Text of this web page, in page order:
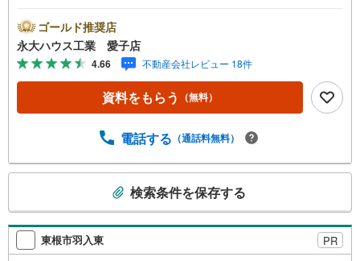
舗で展開中！こちらでは当社の強みを大きく2つに分けてご
紹介！1.＜豊富な不動産知識＞戸建・マンション・土地...
と種別を問わず不動産を取り扱っております。更に教育施
設や商業施設、子育て環境や行政などの地域情報を総合
し、お客様により良い物件選びをして頂けるよう、しっか
りとサポートさせて頂きます。2.＜経験豊富なスタッフ＞
ど住宅に関する様々なご質問はもちろん、ご購入時に気に
て頂きます。各店舗ではキッズスペースも完備！お子様連
れのご家族様で是非お越しください。営業時間:10:00～18:
00（定休日火・水曜日※店舗により変動あり）現地のご案
内も可能ですので、どうぞお気軽にお問い合わせくださ
い！
ゴールド推奨店
永大ハウス工業 愛子店
4.66 不動産会社レビュー 18件
資料をもらう （無料）
電話する （通話料無料）
検
索
条
検索条件を保存する
東根市羽入東 PR